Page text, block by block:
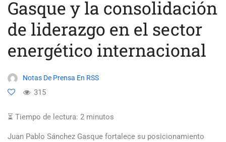
Gasque y la consolidación
de liderazgo en el sector
energético internacional
Notas De Prensa En RSS
315
⏳ Tiempo de lectura: 2 minutos
Juan Pablo Sánchez Gasque fortalece su posicionamiento